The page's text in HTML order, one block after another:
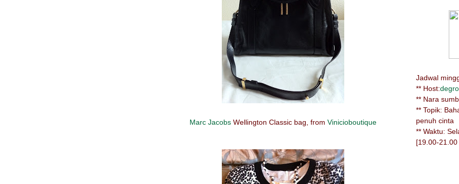
Marc JacobsWellington Classic bag, from Vinicioboutique
Jadwal
** Host:
** Nara
** Topik:
penuh cinta
** Waktu:
[19.00-21.00